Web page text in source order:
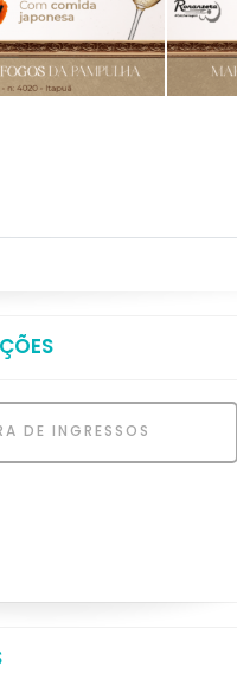
DE INGRESSOS